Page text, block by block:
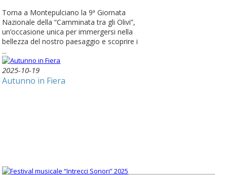
Torna a Montepulciano la 9ª Giornata
Nazionale della “Camminata tra gli Olivi”,
un’occasione unica per immergersi nella
bellezza del nostro paesaggio e scoprire i
...
2025-10-19
Autunno in Fiera